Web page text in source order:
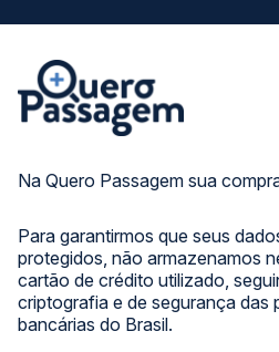
Na Quero Passagem sua
Para garantirmos que seus
protegidos, não armazenamos
cartão de crédito utilizado,
criptografia e de segurança das
bancárias do Brasil.